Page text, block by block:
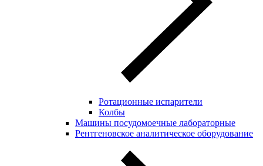
Ротационные испарители
Колбы
Машины посудомоечные лабораторные
Рентгеновское аналитическое оборудование